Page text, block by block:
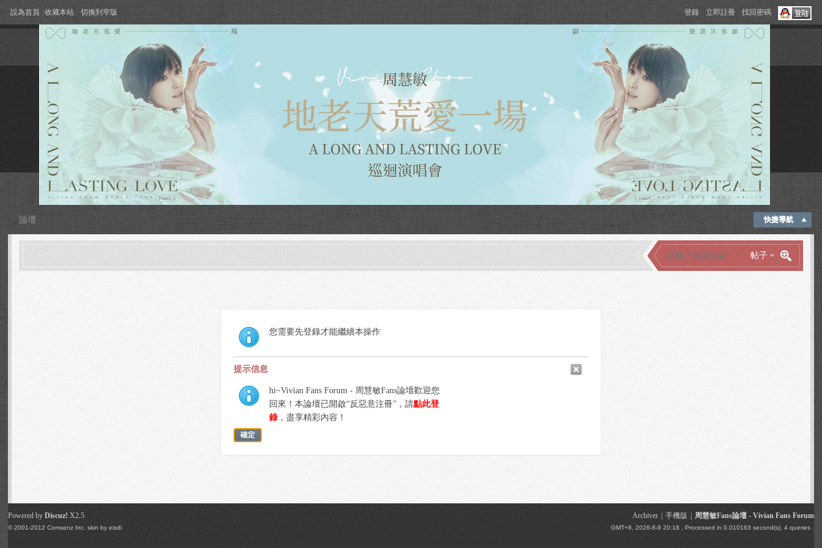
設為首頁 收藏本站 切換到窄版 登錄 立即註冊 找回密碼
快捷導航
論壇
帖子
您需要先登錄才能繼續本操作
提示信息
hi~Vivian Fans Forum - 周慧敏Fans論壇歡迎您
回來！本論壇已開啟“反惡意注冊”，請點此登
錄，盡享精彩內容！
確定
Archiver 手機版 周慧敏Fans論壇 - Vivian Fans Forum
GMT+8, 2026-8-9 20:18 , Processed in 0.010163 second(s), 4 queries .
Powered byDiscuz! X2.5
© 2001-2012Comsenz Inc. skin byeisdl